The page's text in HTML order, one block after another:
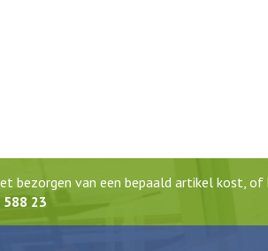
bezorgen van een bepaald artikel kost, of
23